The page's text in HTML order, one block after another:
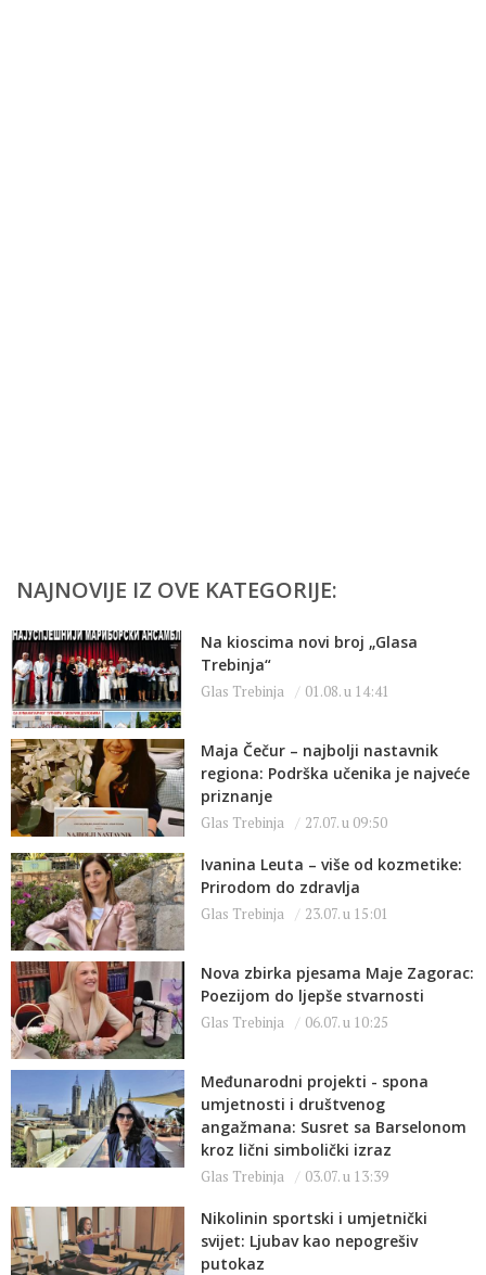
NAJNOVIJE IZ OVE KATEGORIJE:
Na kioscima novi broj „Glasa
Trebinja“
Glas Trebinja 01.08. u 14:41
Maja Čečur – najbolji nastavnik
regiona: Podrška učenika je najveće
priznanje
Glas Trebinja 27.07. u 09:50
Ivanina Leuta – više od kozmetike:
Prirodom do zdravlja
Glas Trebinja 23.07. u 15:01
Nova zbirka pjesama Maje Zagorac:
Poezijom do ljepše stvarnosti
Glas Trebinja 06.07. u 10:25
Međunarodni projekti - spona
umjetnosti i društvenog
angažmana: Susret sa Barselonom
kroz lični simbolički izraz
Glas Trebinja 03.07. u 13:39
Nikolinin sportski i umjetnički
svijet: Ljubav kao nepogrešiv
putokaz